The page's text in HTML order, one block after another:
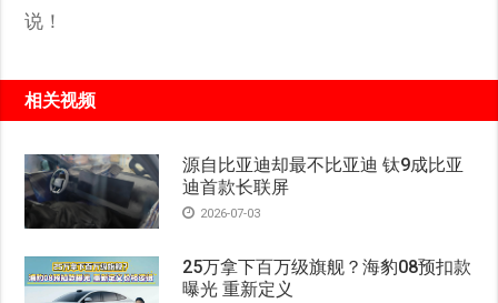
说！
相关视频
源自比亚迪却最不比亚迪 钛9成比亚
迪首款长联屏
2026-07-03
25万拿下百万级旗舰？海豹08预扣款
曝光 重新定义